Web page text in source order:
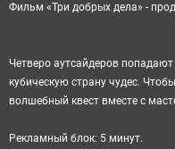
Фильм «Три добрых дела» -
Четверо аутсайдеров
кубическую страну чудес.
волшебный квест вместе с
Рекламный блок: 5 минут.